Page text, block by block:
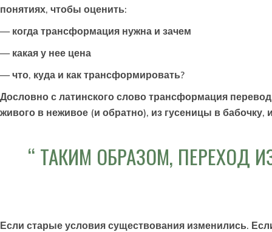
понятиях, чтобы оценить:
— когда трансформация нужна и зачем
— какая у нее цена
— что, куда и как трансформировать?
Дословно с латинского слово трансформация
живого в неживое (и обратно), из гусеницы в бабочку,
ТАКИМ ОБРАЗОМ, ПЕРЕХОД
Если старые условия существования изменились.